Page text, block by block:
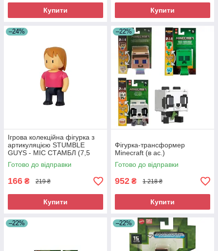
Купити Купити
–24%
Ігрова колекційна фігурка з
артикуляцією STUMBLE
GUYS - МІС СТАМБЛ (7,5
cm)
Готово до відправки
166 ₴ 219 ₴
Купити
–22%
Фігурка-трансформер
Minecraft (в ас.)
Готово до відправки
952 ₴ 1 218 ₴
Купити
–22% –22%